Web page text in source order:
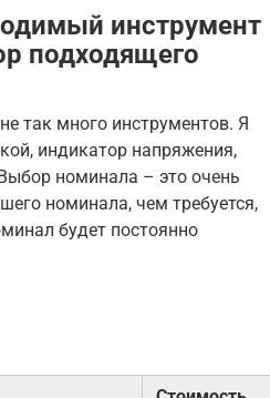
инструмент
подходящего
так много инструментов. Я
индикатор напряжения,
номинала – это очень
номинала, чем требуется,
будет постоянно